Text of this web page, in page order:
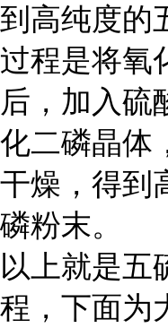
到高纯度的
过程是将氧
后，加入硫
化二磷晶体
干燥，得到
磷粉末。
以上就是五
程，下面为